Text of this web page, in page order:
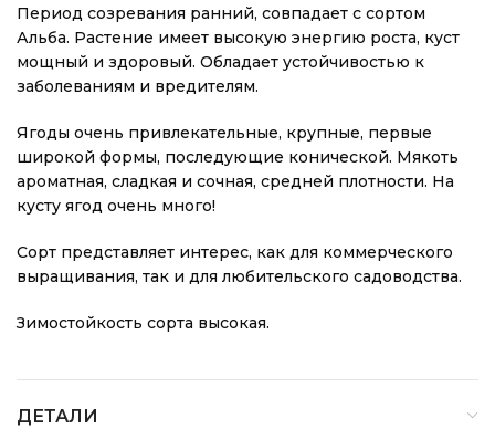
Период созревания ранний, совпадает с сортом
Альба. Растение имеет высокую энергию роста, куст
мощный и здоровый. Обладает устойчивостью к
заболеваниям и вредителям.
Ягоды очень привлекательные, крупные, первые
широкой формы, последующие конической. Мякоть
ароматная, сладкая и сочная, средней плотности. На
кусту ягод очень много!
Сорт представляет интерес, как для коммерческого
выращивания, так и для любительского садоводства.
Зимостойкость сорта высокая.
ДЕТАЛИ